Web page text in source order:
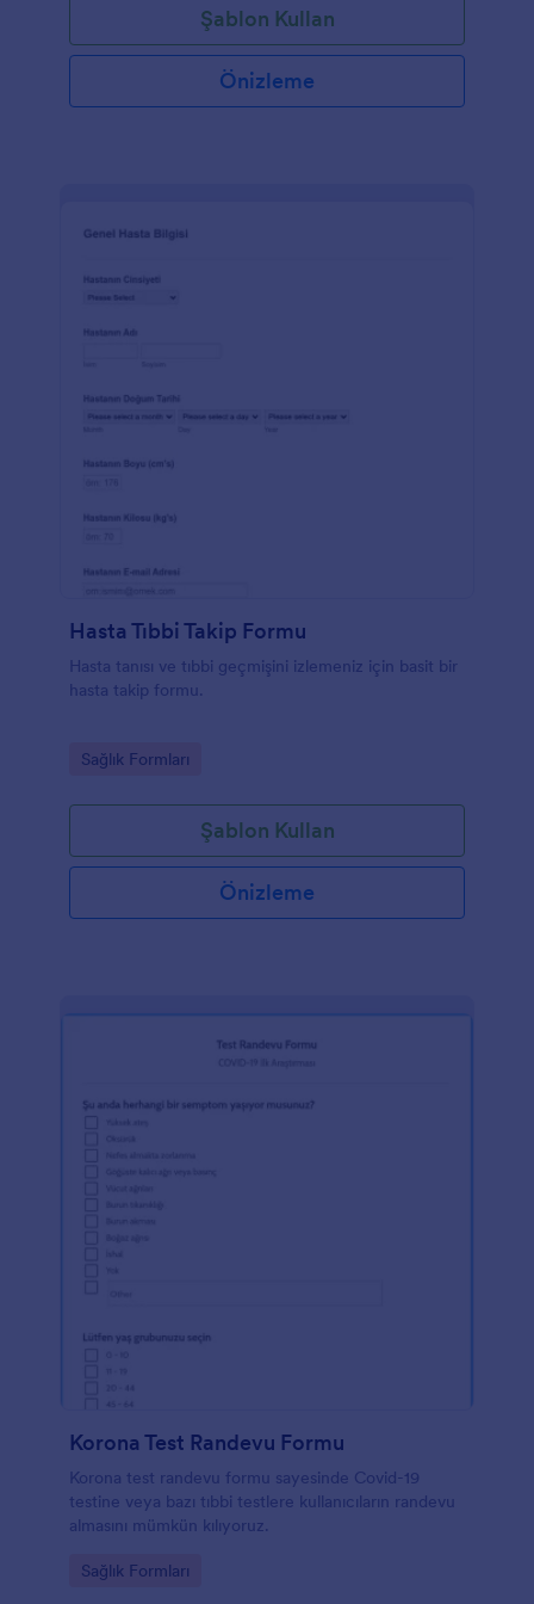
Şablon Kullan
Önizleme
Hasta Tıbbi Takip Formu
Hasta tanısı ve tıbbi geçmişini izlemeniz için basit bir
hasta takip formu.
Go to Category:
Sağlık Formları
Şablon Kullan
Önizleme
Korona Test Randevu Formu
Korona test randevu formu sayesinde Covid-19
testine veya bazı tıbbi testlere kullanıcıların randevu
almasını mümkün kılıyoruz.
Go to Category:
Sağlık Formları